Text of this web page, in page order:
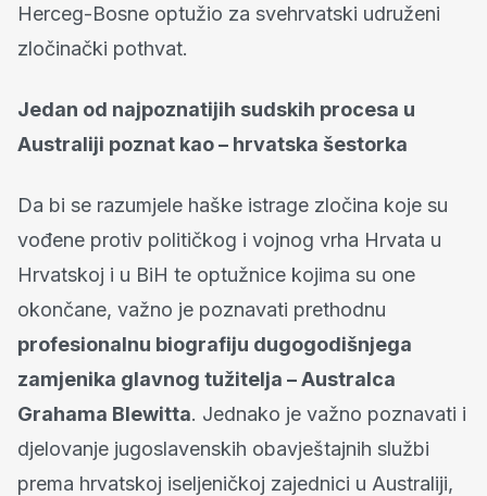
Herceg-Bosne optužio za svehrvatski udruženi
zločinački pothvat.
Jedan od najpoznatijih sudskih procesa u
Australiji poznat kao – hrvatska šestorka
Da bi se razumjele haške istrage zločina koje su
vođene protiv političkog i vojnog vrha Hrvata u
Hrvatskoj i u BiH te optužnice kojima su one
okončane, važno je poznavati prethodnu
profesionalnu biografiju dugogodišnjega
zamjenika glavnog tužitelja – Australca
Grahama Blewitta. Jednako je važno poznavati i
djelovanje jugoslavenskih obavještajnih službi
prema hrvatskoj iseljeničkoj zajednici u Australiji,